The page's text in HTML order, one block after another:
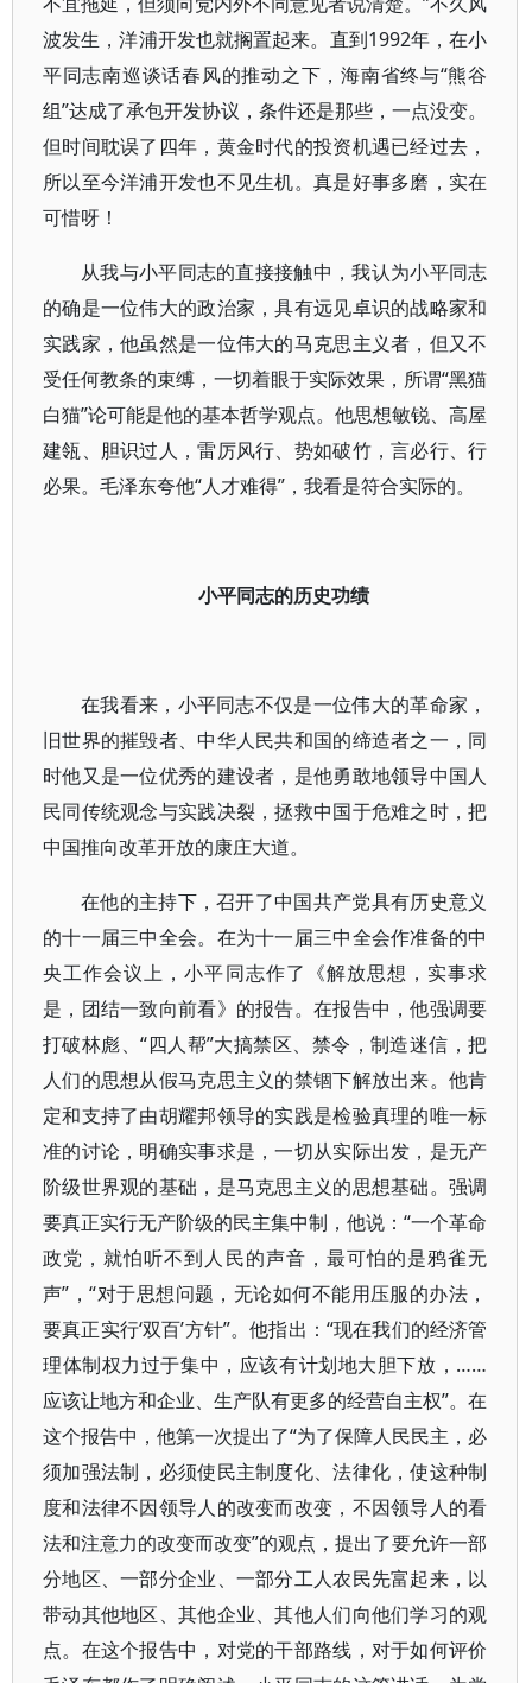
波发生，洋浦开发也就搁置起来。直到1992年，在小
平同志南巡谈话春风的推动之下，海南省终与“熊谷
组”达成了承包开发协议，条件还是那些，一点没变。
但时间耽误了四年，黄金时代的投资机遇已经过去，
所以至今洋浦开发也不见生机。真是好事多磨，实在
可惜呀！
从我与小平同志的直接接触中，我认为小平同志
的确是一位伟大的政治家，具有远见卓识的战略家和
实践家，他虽然是一位伟大的马克思主义者，但又不
受任何教条的束缚，一切着眼于实际效果，所谓“黑猫
白猫”论可能是他的基本哲学观点。他思想敏锐、高屋
建瓴、胆识过人，雷厉风行、势如破竹，言必行、行
必果。毛泽东夸他“人才难得”，我看是符合实际的。
小平同志的历史功绩
在我看来，小平同志不仅是一位伟大的革命家，
旧世界的摧毁者、中华人民共和国的缔造者之一，同
时他又是一位优秀的建设者，是他勇敢地领导中国人
民同传统观念与实践决裂，拯救中国于危难之时，把
中国推向改革开放的康庄大道。
在他的主持下，召开了中国共产党具有历史意义
的十一届三中全会。在为十一届三中全会作准备的中
央工作会议上，小平同志作了《解放思想，实事求
是，团结一致向前看》的报告。在报告中，他强调要
打破林彪、“四人帮”大搞禁区、禁令，制造迷信，把
人们的思想从假马克思主义的禁锢下解放出来。他肯
定和支持了由胡耀邦领导的实践是检验真理的唯一标
准的讨论，明确实事求是，一切从实际出发，是无产
阶级世界观的基础，是马克思主义的思想基础。强调
要真正实行无产阶级的民主集中制，他说：“一个革命
政党，就怕听不到人民的声音，最可怕的是鸦雀无
声”，“对于思想问题，无论如何不能用压服的办法，
要真正实行‘双百’方针”。他指出：“现在我们的经济管
理体制权力过于集中，应该有计划地大胆下放，……
应该让地方和企业、生产队有更多的经营自主权”。在
这个报告中，他第一次提出了“为了保障人民民主，必
须加强法制，必须使民主制度化、法律化，使这种制
度和法律不因领导人的改变而改变，不因领导人的看
法和注意力的改变而改变”的观点，提出了要允许一部
分地区、一部分企业、一部分工人农民先富起来，以
带动其他地区、其他企业、其他人们向他们学习的观
点。在这个报告中，对党的干部路线，对于如何评价